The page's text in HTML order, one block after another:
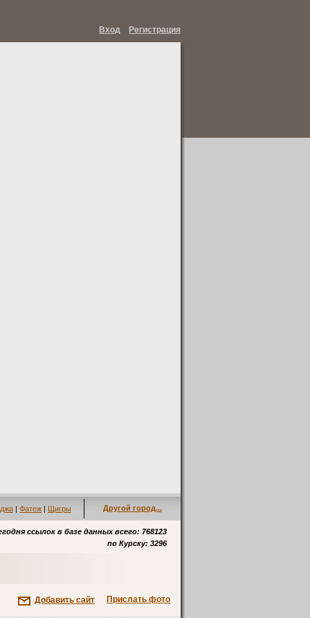
Вход Регистрация
| Фатеж | Щигры Другой город...
ссылок в базе данных всего: 768123
по Курску: 3296
Прислать фото
Добавить сайт